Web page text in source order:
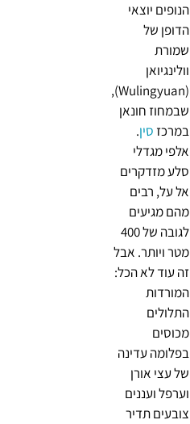
הנופים יוצאי
הדופן של
שמורת
וולינגיואן
(Wulingyuan),
שבמחוז חונאן
במרכז סין.
אלפי מגדלי
סלע מזדקרים
אל על, רבים
מהם מגיעים
מטר ויותר. אבל
זה עוד לא הכל:
המורדות
התלולים
מכוסים
בפלומה עדינה
של עצי אורן
וערפל ועננים
צובעים תדיר